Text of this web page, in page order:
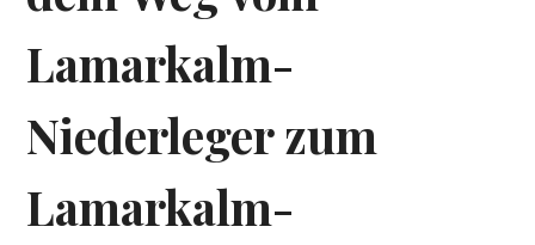
Lamarkalm-
Niederleger zum
Lamarkalm-